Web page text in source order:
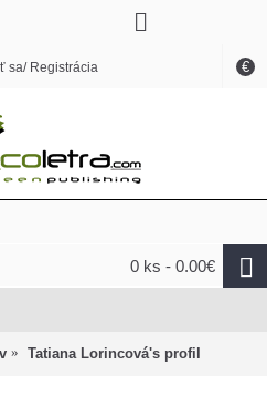
€
sa/ Registrácia
0 ks - 0.00€
Tatiana Lorincová's profil